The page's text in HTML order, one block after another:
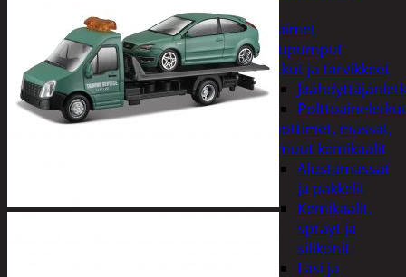
Avaimet
Imupumput
Letkut ja tarvikkeet
Polttoaineletkut
Liuottimet, massat,
ja muut kemikaalit
Alustamassat
ja pakkelit
Kemikaalit,
sprayt ja
silikonit
Lasi ja